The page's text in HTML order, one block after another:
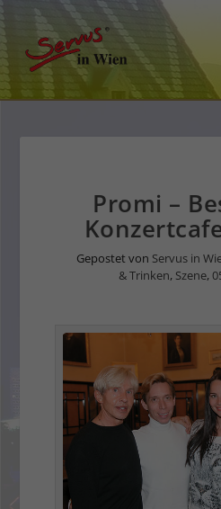
Promi –
Gepostet von Servus in
& Trinken, Szene,